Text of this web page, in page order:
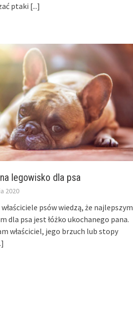
ptaki [...]
legowisko dla psa
2020
psów wiedzą, że najlepszym
dla psa jest łóżko ukochanego pana.
właściciel, jego brzuch lub stopy